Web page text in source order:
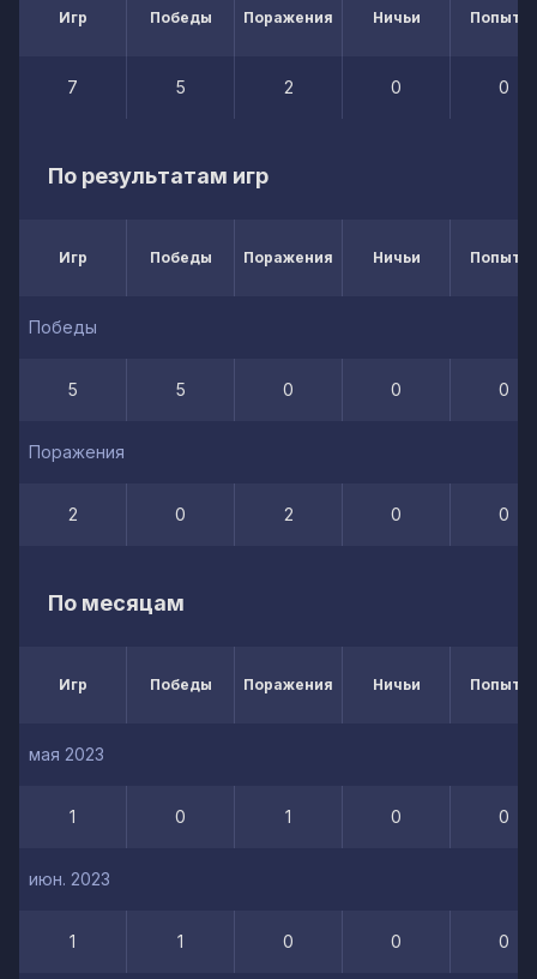
Игр Победы Поражения Ничьи
7 5 2 0 0
По результатам игр
Игр Победы Поражения Ничьи
Победы
5 5 0 0 0
Поражения
2 0 2 0 0
По месяцам
Игр Победы Поражения Ничьи
мая 2023
1 0 1 0 0
июн. 2023
1 1 0 0 0